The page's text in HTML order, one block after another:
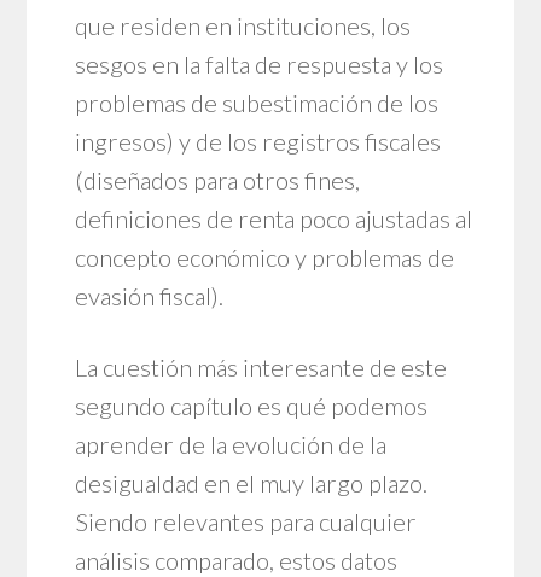
que residen en instituciones, los
sesgos en la falta de respuesta y los
problemas de subestimación de los
ingresos) y de los registros fiscales
(diseñados para otros fines,
definiciones de renta poco ajustadas al
concepto económico y problemas de
evasión fiscal).
La cuestión más interesante de este
segundo capítulo es qué podemos
aprender de la evolución de la
desigualdad en el muy largo plazo.
Siendo relevantes para cualquier
análisis comparado, estos datos